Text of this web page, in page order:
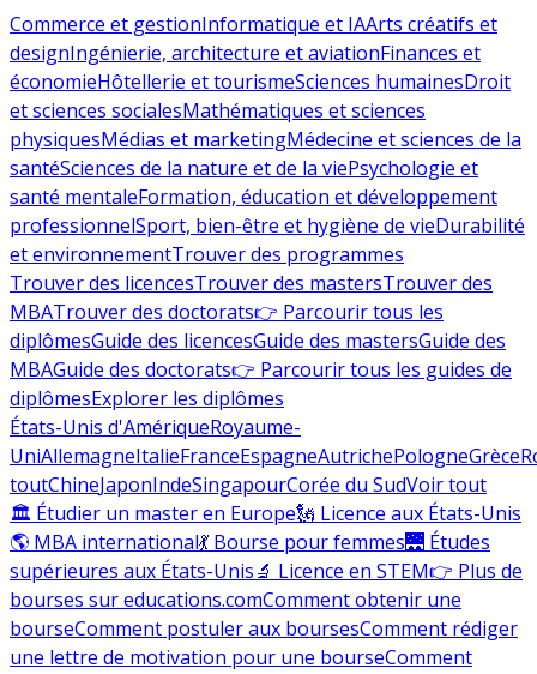
Commerce et gestionInformatique et IAArts créatifs et
designIngénierie, architecture et aviationFinances et
économieHôtellerie et tourismeSciences humainesDroit
et sciences socialesMathématiques et sciences
physiquesMédias et marketingMédecine et sciences de la
santéSciences de la nature et de la viePsychologie et
santé mentaleFormation, éducation et développement
professionnelSport, bien-être et hygiène de vieDurabilité
et environnementTrouver des programmes
Trouver des licencesTrouver des mastersTrouver des
MBATrouver des doctorats👉 Parcourir tous les
diplômesGuide des licencesGuide des mastersGuide des
MBAGuide des doctorats👉 Parcourir tous les guides de
diplômesExplorer les diplômes
États-Unis d'AmériqueRoyaume-
UniAllemagneItalieFranceEspagneAutrichePologneGrèce
toutChineJaponIndeSingapourCorée du SudVoir tout
🏛 Étudier un master en Europe🗽 Licence aux États-Unis
🌎 MBA international💃 Bourse pour femmes🌉 Études
supérieures aux États-Unis🔬 Licence en STEM👉 Plus de
bourses sur educations.comComment obtenir une
bourseComment postuler aux boursesComment rédiger
une lettre de motivation pour une bourseComment